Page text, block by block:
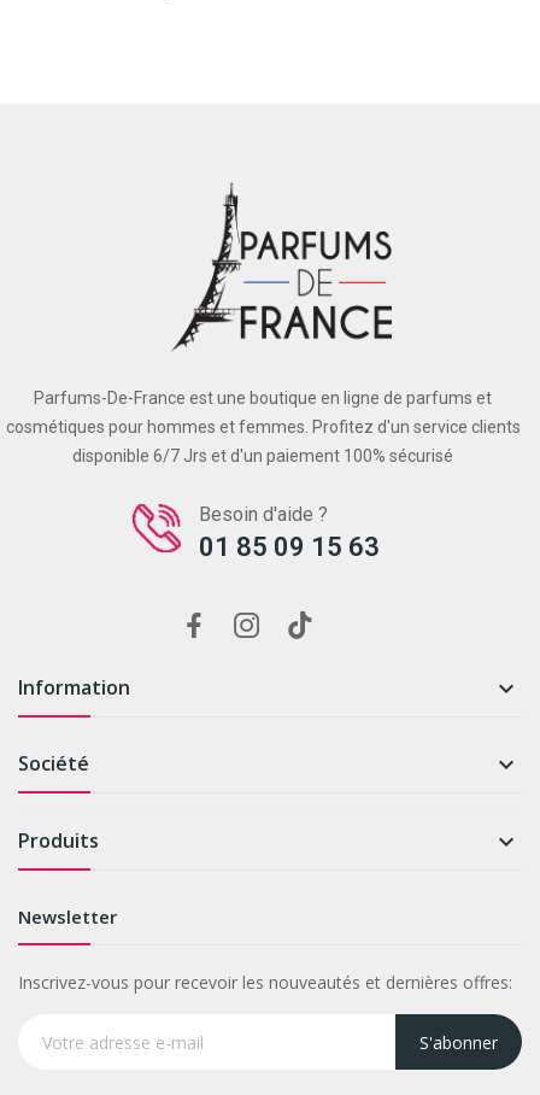
Parfums-De-France est une boutique en ligne de parfums et
cosmétiques pour hommes et femmes. Profitez d'un service clients
disponible 6/7 Jrs et d'un paiement 100% sécurisé
Besoin d'aide ?
01 85 09 15 63
Information 
Société 
Produits 
Newsletter
Inscrivez-vous pour recevoir les nouveautés et dernières offres:
S'abonner